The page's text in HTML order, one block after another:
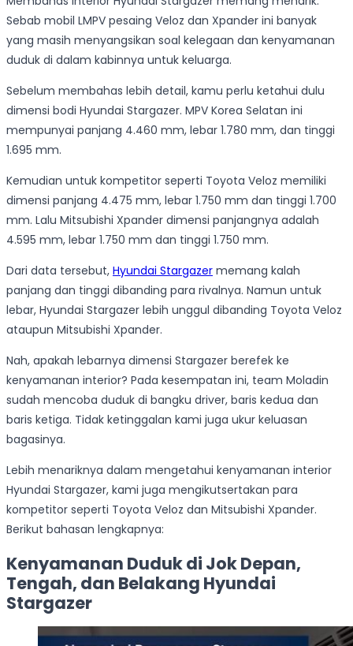
Sebab mobil LMPV pesaing Veloz dan Xpander ini banyak
yang masih menyangsikan soal kelegaan dan kenyamanan
duduk di dalam kabinnya untuk keluarga.
Sebelum membahas lebih detail, kamu perlu ketahui dulu
dimensi bodi Hyundai Stargazer. MPV Korea Selatan ini
mempunyai panjang 4.460 mm, lebar 1.780 mm, dan tinggi
1.695 mm.
Kemudian untuk kompetitor seperti Toyota Veloz memiliki
dimensi panjang 4.475 mm, lebar 1.750 mm dan tinggi 1.700
mm. Lalu Mitsubishi Xpander dimensi panjangnya adalah
4.595 mm, lebar 1.750 mm dan tinggi 1.750 mm.
Dari data tersebut, Hyundai Stargazer memang kalah
panjang dan tinggi dibanding para rivalnya. Namun untuk
lebar, Hyundai Stargazer lebih unggul dibanding Toyota Veloz
ataupun Mitsubishi Xpander.
Nah, apakah lebarnya dimensi Stargazer berefek ke
kenyamanan interior? Pada kesempatan ini, team Moladin
sudah mencoba duduk di bangku driver, baris kedua dan
baris ketiga. Tidak ketinggalan kami juga ukur keluasan
bagasinya.
Lebih menariknya dalam mengetahui kenyamanan interior
Hyundai Stargazer, kami juga mengikutsertakan para
kompetitor seperti Toyota Veloz dan Mitsubishi Xpander.
Berikut bahasan lengkapnya:
Kenyamanan Duduk di Jok Depan,
Tengah, dan Belakang Hyundai
Stargazer